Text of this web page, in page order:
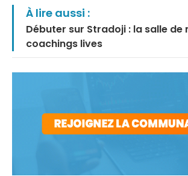
À lire aussi :
Débuter sur Stradoji : la salle de
coachings lives